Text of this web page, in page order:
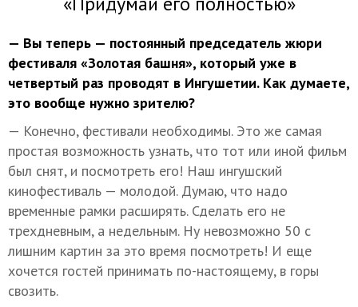
— Вы теперь — постоянный председатель жюри
фестиваля «Золотая башня», который уже в
четвертый раз проводят в Ингушетии. Как думаете,
это вообще нужно зрителю?
— Конечно, фестивали необходимы. Это же самая
простая возможность узнать, что тот или иной фильм
был снят, и посмотреть его! Наш ингушский
кинофестиваль — молодой. Думаю, что надо
временные рамки расширять. Сделать его не
трехдневным, а недельным. Ну невозможно 50 с
лишним картин за это время посмотреть! И еще
хочется гостей принимать по-настоящему, в горы
свозить.